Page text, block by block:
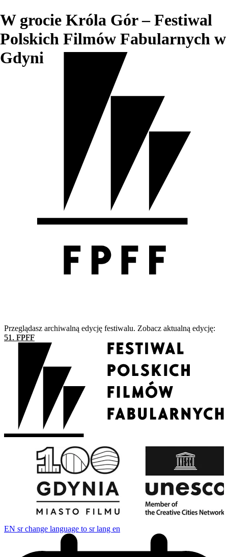
W grocie Króla Gór – Festiwal
Polskich Filmów Fabularnych w
Gdyni
Przeglądasz archiwalną edycję festiwalu. Zobacz aktualną edycję:
51. FPFF
EN sr change language to sr lang en